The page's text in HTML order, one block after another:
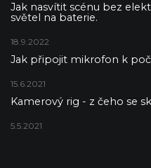
Jak nasvítit scénu bez
světel na baterie.
18.9.2022
Jak připojit mikrofon k
15.6.2021
Kamerový rig - z čeho se
5.5.2021